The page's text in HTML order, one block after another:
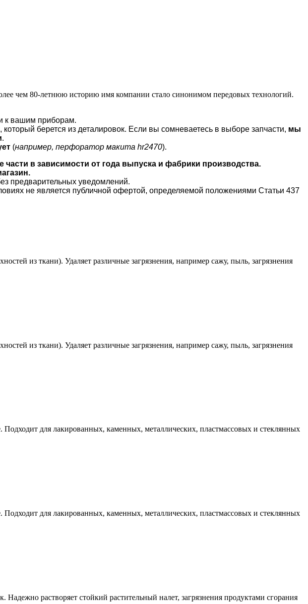
чем 80-летнюю историю имя компании стало синонимом передовых технологий.
к вашим приборам.
, который берется из деталировок. Если вы сомневаетесь в выборе запчасти, мы
.
(например, перфоратор макита hr2470).
в зависимости от года выпуска и фабрики производства.
предварительных уведомлений.
не является публичной офертой, определяемой положениями Статьи 437
из ткани). Удаляет различные загрязнения, например сажу, пыль, загрязнения
из ткани). Удаляет различные загрязнения, например сажу, пыль, загрязнения
для лакированных, каменных, металлических, пластмассовых и стеклянных
для лакированных, каменных, металлических, пластмассовых и стеклянных
растворяет стойкий растительный налет, загрязнения продуктами сгорания